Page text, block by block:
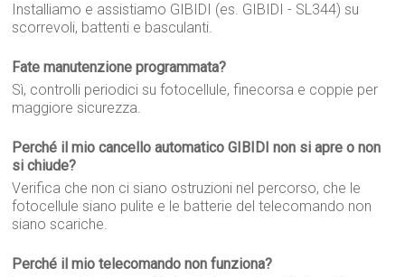
Installiamo e assistiamo GIBIDI (es. GIBIDI - SL344) su
scorrevoli, battenti e basculanti.
Fate manutenzione programmata?
Sì, controlli periodici su fotocellule, finecorsa e coppie per
maggiore sicurezza.
Perché il mio cancello automatico GIBIDI non si apre o non
si chiude?
Verifica che non ci siano ostruzioni nel percorso, che le
fotocellule siano pulite e le batterie del telecomando non
siano scariche.
Perché il mio telecomando non funziona?